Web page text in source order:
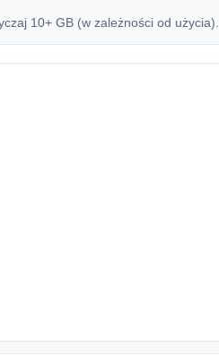
10+ GB (w zależności od użycia).